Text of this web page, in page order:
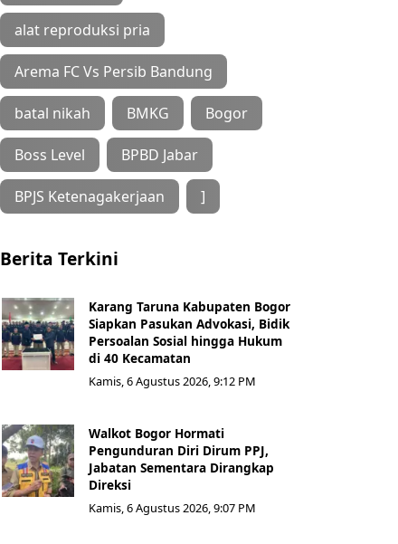
alat reproduksi pria
Arema FC Vs Persib Bandung
batal nikah BMKG Bogor
Boss Level BPBD Jabar
BPJS Ketenagakerjaan ]
Berita Terkini
Karang Taruna Kabupaten Bogor
Siapkan Pasukan Advokasi, Bidik
Persoalan Sosial hingga Hukum
di 40 Kecamatan
Kamis, 6 Agustus 2026, 9:12 PM
Walkot Bogor Hormati
Pengunduran Diri Dirum PPJ,
Jabatan Sementara Dirangkap
Direksi
Kamis, 6 Agustus 2026, 9:07 PM